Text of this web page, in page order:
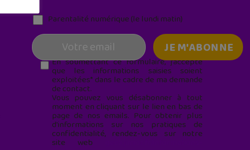
Parentalité numérique (le lundi matin)
En soumettant ce formulaire, j’accepte
que les informations saisies soient
exploitées* dans le cadre de ma demande
de contact.
Vous pouvez vous désabonner à tout
moment en cliquant sur le lien en bas de
page de nos emails. Pour obtenir plus
d'informations sur nos pratiques de
confidentialité, rendez-vous sur notre
site web